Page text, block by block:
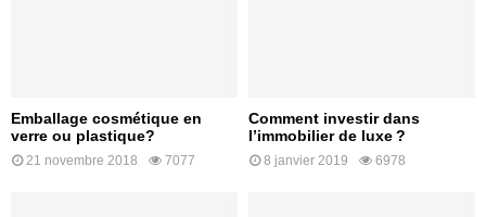
Emballage cosmétique en
verre ou plastique?
21 novembre 2018 7077
Comment investir dans
l’immobilier de luxe ?
8 janvier 2019 6978